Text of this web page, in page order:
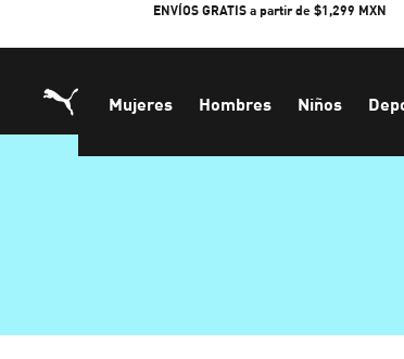
ENVÍOS GRATIS a partir de $1,299 MXN
Mujeres Hombres Niños